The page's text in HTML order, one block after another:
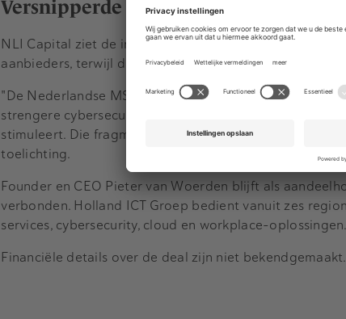
Versnipperde MSP-markt
NLI Capital ziet de investering zitten omdat de MSP-
aanbieders, terwijl de vraag naar de diensten sterk
"De Nederlandse MSP-markt kent structurele
strengere cybersecurityvereisten en een aanhoudend
stimuleert. Die fragmentatie biedt HIG een
toelichting.
Founder en CEO Pieter van Woerden blijft als
verbonden. Holland ICT Groep bedient vanuit zes
services, cybersecurity, cloud en workplace-oplossingen.
Financiële details over de deal zijn niet bekendgemaakt.